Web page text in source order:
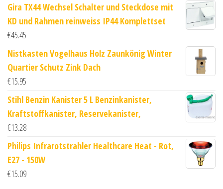
Gira TX44 Wechsel Schalter und Steckdose mit
KD und Rahmen reinweiss IP44 Komplettset
€45.45
Nistkasten Vogelhaus Holz Zaunkönig Winter
Quartier Schutz Zink Dach
€15.95
Stihl Benzin Kanister 5 L Benzinkanister,
Kraftstoffkanister, Reservekanister,
€13.28
Philips Infrarotstrahler Healthcare Heat - Rot,
E27 - 150W
€15.09